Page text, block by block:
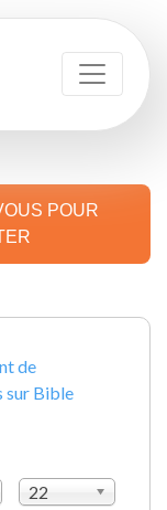
POUR
de
sur Bible
22